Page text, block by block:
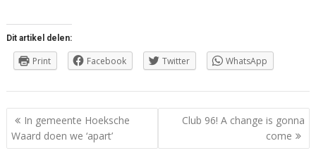
Dit artikel delen:
Print Facebook Twitter WhatsApp
Berichtnavigatie
In gemeente Hoeksche
Waard doen we ‘apart’
Club 96! A change is gonna
come